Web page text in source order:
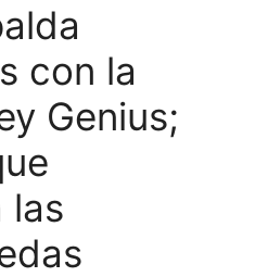
con la
Genius;
las